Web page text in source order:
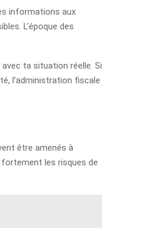
informations aux
L’époque des
ta situation réelle. Si
l’administration fiscale
être amenés à
les risques de